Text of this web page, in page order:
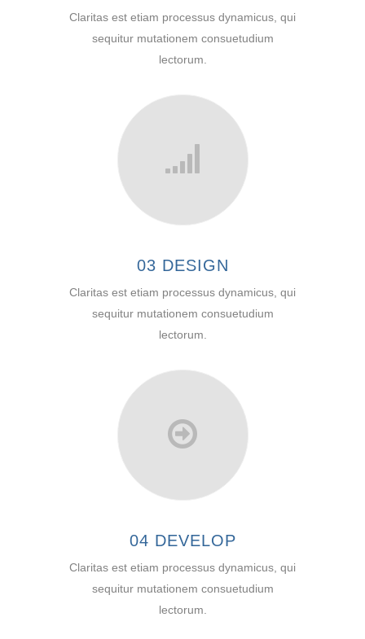
Claritas est etiam processus dynamicus, qui
sequitur mutationem consuetudium
lectorum.
03 DESIGN
Claritas est etiam processus dynamicus, qui
sequitur mutationem consuetudium
lectorum.
04 DEVELOP
Claritas est etiam processus dynamicus, qui
sequitur mutationem consuetudium
lectorum.